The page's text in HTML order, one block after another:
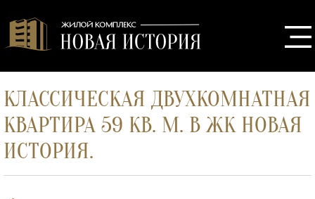
КЛАССИЧЕСКАЯ ДВУХКОМНАТНАЯ
КВАРТИРА 59 КВ. М. В ЖК НОВАЯ
ИСТОРИЯ.